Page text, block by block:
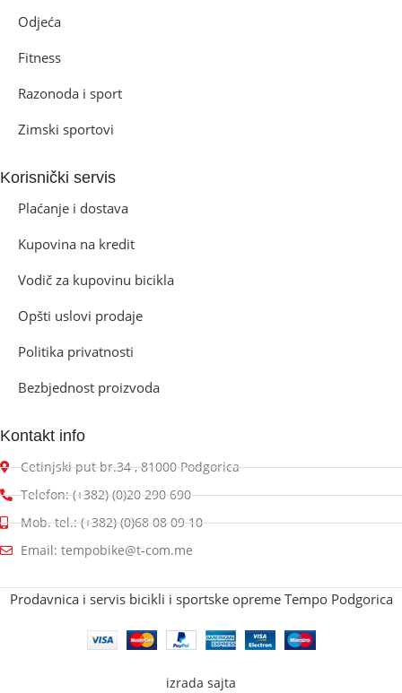
Odjeća
Fitness
Razonoda i sport
Zimski sportovi
Korisnički servis
Plaćanje i dostava
Kupovina na kredit
Vodič za kupovinu bicikla
Opšti uslovi prodaje
Politika privatnosti
Bezbjednost proizvoda
Kontakt info
Cetinjski put br.34 , 81000 Podgorica
Telefon: (+382) (0)20 290 690
Mob. tel.: (+382) (0)68 08 09 10
Email: tempobike@t-com.me
Prodavnica i servis bicikli i sportske opreme Tempo Podgorica
izrada sajta